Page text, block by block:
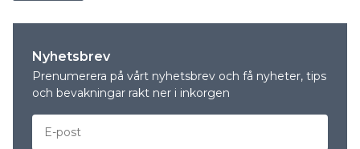
Nyhetsbrev
Prenumerera på vårt nyhetsbrev och få nyheter, tips
och bevakningar rakt ner i inkorgen